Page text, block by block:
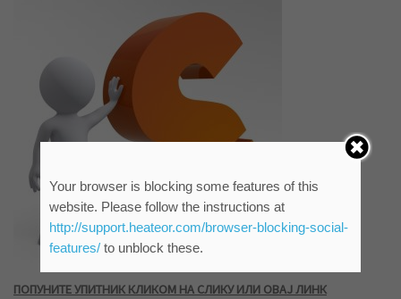
ПОПУНИТЕ УПИТНИК КЛИКОМ НА СЛИКУ ИЛИ ОВАЈ ЛИНК
Your browser is blocking some features of this
website. Please follow the instructions at
http://support.heateor.com/browser-blocking-social-
features/to unblock these.